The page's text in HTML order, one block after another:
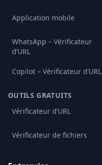
Application mobile
WhatsApp – Vérificateur
d’URL
Copilot – Vérificateur d’URL
OUTILS GRATUITS
Vérificateur d’URL
Vérificateur de fichiers